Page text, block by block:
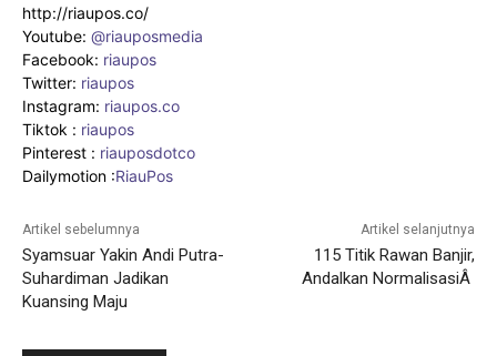
http://riaupos.co/
Youtube: @riauposmedia
Facebook: riaupos
Twitter: riaupos
Instagram: riaupos.co
Tiktok : riaupos
Pinterest : riauposdotco
Dailymotion :RiauPos
Artikel sebelumnya
Syamsuar Yakin Andi Putra-
Suhardiman Jadikan
Kuansing Maju
Artikel selanjutnya
115 Titik Rawan Banjir,
Andalkan NormalisasiÂ